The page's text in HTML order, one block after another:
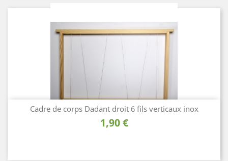
Cadre de corps Dadant droit 6 fils verticaux inox
Prix
1,90 €